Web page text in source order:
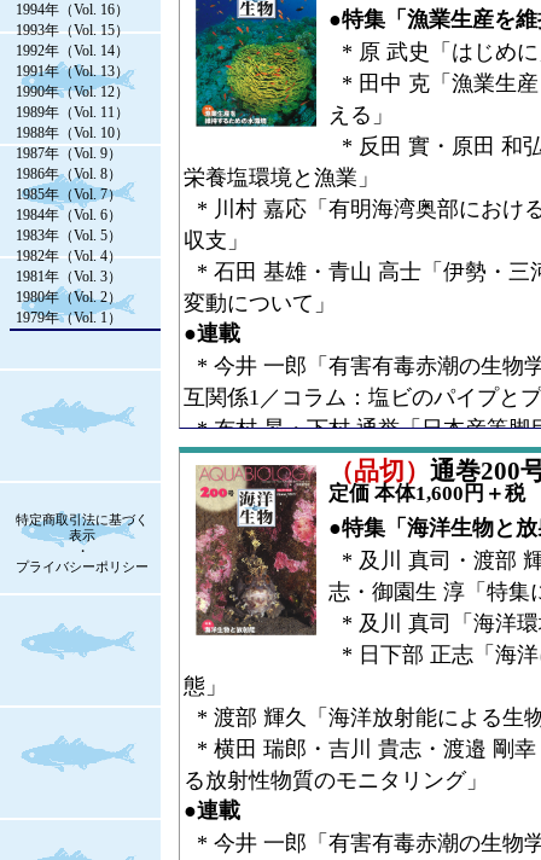
1994年（Vol. 16）
1993年（Vol. 15）
1992年（Vol. 14）
1991年（Vol. 13）
1990年（Vol. 12）
1989年（Vol. 11）
1988年（Vol. 10）
1987年（Vol. 9）
1986年（Vol. 8）
1985年（Vol. 7）
1984年（Vol. 6）
1983年（Vol. 5）
1982年（Vol. 4）
1981年（Vol. 3）
1980年（Vol. 2）
1979年（Vol. 1）
特定商取引法に基づく
表示
・
プライバシーポリシー
* 楊 宗興「陸面における溶存鉄の
●連載
* 今井 一郎「有害有毒赤潮の生物
細菌と赤潮プランクトンの関係－3
和名：「ッ」のある話”」
* 布村 昇・下村 通誉「日本産等脚
亜目ウミナナフシ上科1 オビロウ
科おびワタゾコウミナナフシ科」
●コラム
* 洲澤 育範「山から海へ－水と命
う」
* 三田村 啓理「魚影逍遥－魚に発
位」
* 飯島 明子「海でひろった万華鏡
●Research Article
* 岸田 宗範・松田 裕之・清野 聡
高まる海洋生物多様性保全～CBD-
ら～」
本論文中のAppendix2はこちら
て閲覧ください。動作の確認
版）でおこなっています。そ
能性がありますので，ご了承
●全国水産試験場長会 会長賞
* 大川 恵子・佐藤 年彦「アユ冷水
究」
●特集「漁業生産を
* 原 武史「はじめ
* 田中 克「漁業生
える」
* 反田 實・原田 和
栄養塩環境と漁業」
* 川村 嘉応「有明海湾奥部におけ
収支」
* 石田 基雄・青山 高士「伊勢・三
変動について」
●連載
* 今井 一郎「有害有毒赤潮の生物
互関係1／コラム：塩ビのパイプと
* 布村 昇・下村 通誉「日本産等脚
亜目ウミナナフシ上科（2）ウミナ
●コラム
* 洲澤 育範「山から海へ－水と命
YouTube～情報の回廊をめぐる」
* 三田村 啓理「魚影逍遥－魚に発
ろ」
* 飯島 明子「海でひろった万華鏡
●Special Contribution
* 内田 詮三「シャーフィンの50年
（品切） 通巻200
定価 本体1,600円＋税
●特集「海洋生物と
* 及川 真司・渡部
志・御園生 淳「特集
* 及川 真司「海洋
* 日下部 正志「海
態」
* 渡部 輝久「海洋放射能による生
* 横田 瑞郎・吉川 貴志・渡邉 剛
る放射性物質のモニタリング」
●連載
* 今井 一郎「有害有毒赤潮の生物